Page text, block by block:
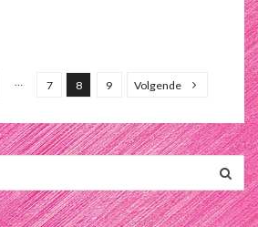
7 8 9 Volgende